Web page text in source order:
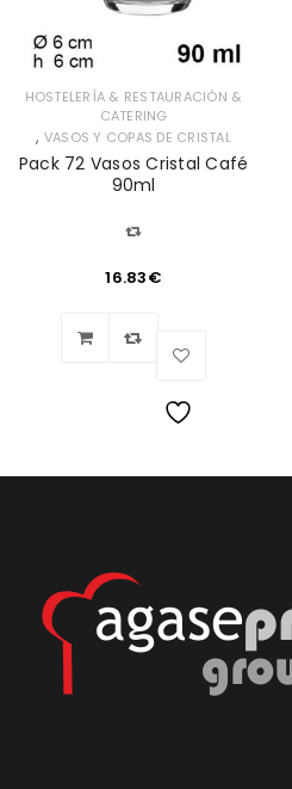
HOSTELERÍA & RESTAURACIÓN &
CATERING
, VASOS Y COPAS DE CRISTAL
Pack 72 Vasos Cristal Café
90ml
16.83€